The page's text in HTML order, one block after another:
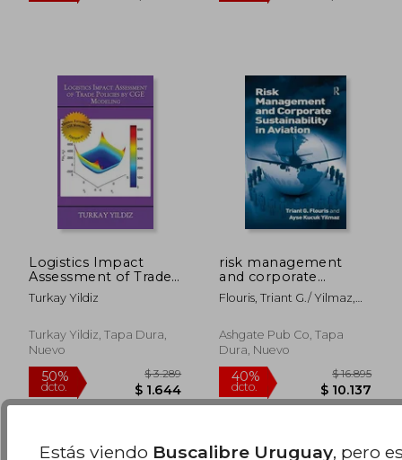
dcto. $ 1.686 dcto.
Logistics Impact
Assessment of Trade
Policies by CGE
Modeling: Theory and
Turkay Yildiz
Turkay Yildiz, Tapa Dura,
Nuevo
risk management
and corporate
sustainability in
aviation
Flouris, Triant G./ Yilmaz,
Ashgate Pub Co, Tapa
Dura, Nuevo
Estás viendo Buscalibre Uruguay, pero